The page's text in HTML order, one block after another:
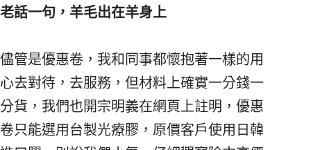
老話一句，羊毛出在羊身上
儘管是優惠卷，我和同事都懷抱著一樣的用
心去對待，去服務，但材料上確實一分錢一
分貨，我們也開宗明義在網頁上註明，優惠
卷只能選用台製光療膠，原價客戶使用日韓